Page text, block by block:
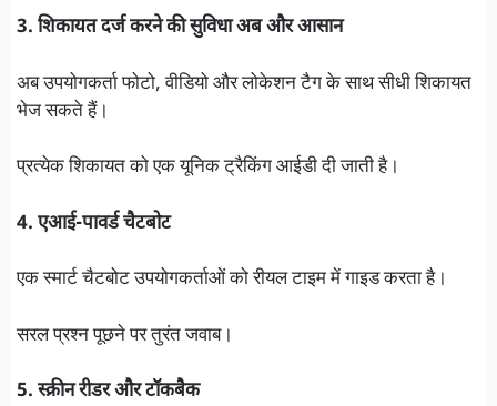
3. शिकायत दर्ज करने की सुविधा अब और आसान
अब उपयोगकर्ता फोटो, वीडियो और लोकेशन टैग के साथ सीधी शिकायत
भेज सकते हैं।
प्रत्येक शिकायत को एक यूनिक ट्रैकिंग आईडी दी जाती है।
4. एआई-पावर्ड चैटबोट
एक स्मार्ट चैटबोट उपयोगकर्ताओं को रीयल टाइम में गाइड करता है।
सरल प्रश्न पूछने पर तुरंत जवाब।
5. स्क्रीन रीडर और टॉकबैक